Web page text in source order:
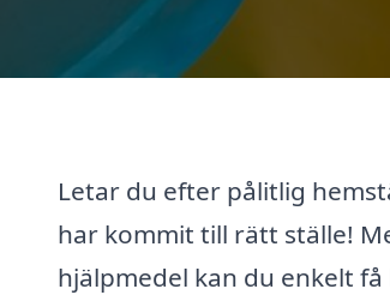
Letar du efter pålitlig
har kommit till rätt ställe!
hjälpmedel kan du enkelt